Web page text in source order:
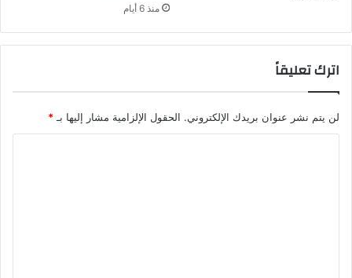
منذ 6 أيام
اترك تعليقاً
لن يتم نشر عنوان بريدك الإلكتروني. الحقول الإلزامية مشار إليها بـ *